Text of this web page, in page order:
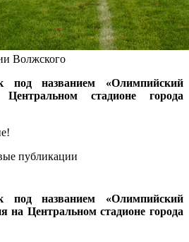
Волжского
под названием «Олимпийский
стадионе города
публикации
под названием «Олимпийский
на Центральном стадионе города